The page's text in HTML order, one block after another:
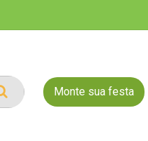
Monte sua festa